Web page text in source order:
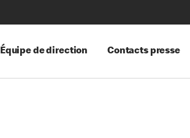
Équipe de direction Contacts presse